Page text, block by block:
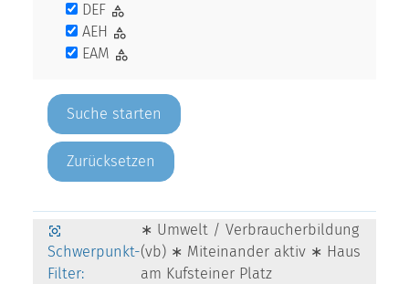
DEF
AEH
EAM
Zurücksetzen
Schwerpunkt-
Filter:
∗ Umwelt / Verbraucherbildung
(vb) ∗ Miteinander aktiv ∗ Haus
am Kufsteiner Platz